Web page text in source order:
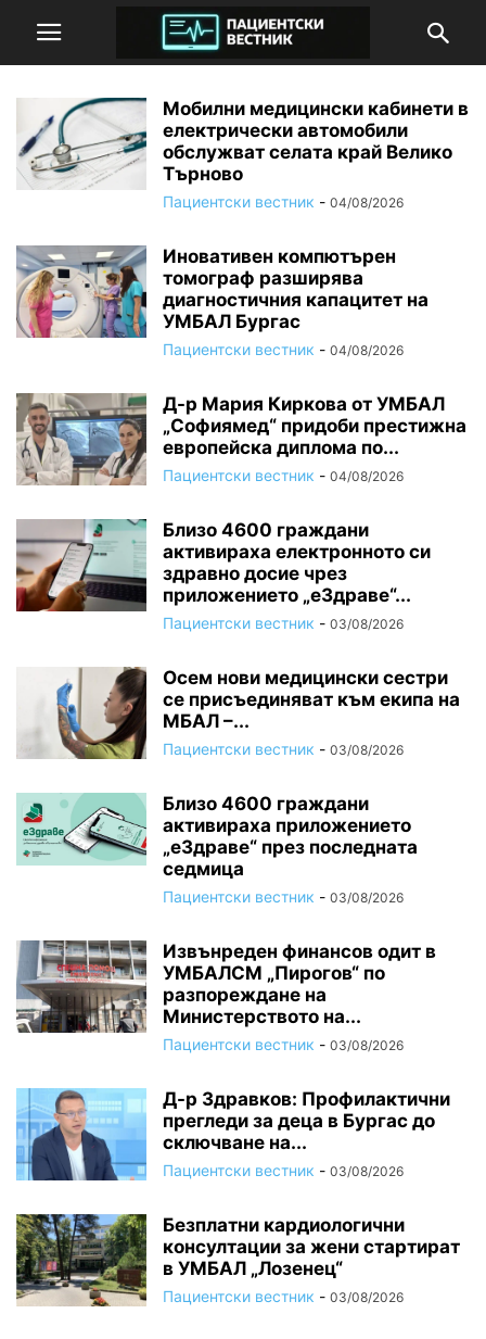
Мобилни медицински кабинети в
електрически автомобили
обслужват селата край Велико
Търново
Пациентски вестник - 04/08/2026
Иновативен компютърен
томограф разширява
диагностичния капацитет на
УМБАЛ Бургас
Пациентски вестник - 04/08/2026
Д-р Мария Киркова от УМБАЛ
„Софиямед“ придоби престижна
европейска диплома по...
Пациентски вестник - 04/08/2026
Близо 4600 граждани
активираха електронното си
здравно досие чрез
приложението „еЗдраве“...
Пациентски вестник - 03/08/2026
Осем нови медицински сестри
се присъединяват към екипа на
МБАЛ –...
Пациентски вестник - 03/08/2026
Близо 4600 граждани
активираха приложението
„еЗдраве“ през последната
седмица
Пациентски вестник - 03/08/2026
Извънреден финансов одит в
УМБАЛСМ „Пирогов“ по
разпореждане на
Министерството на...
Пациентски вестник - 03/08/2026
Д-р Здравков: Профилактични
прегледи за деца в Бургас до
сключване на...
Пациентски вестник - 03/08/2026
Безплатни кардиологични
консултации за жени стартират
в УМБАЛ „Лозенец“
Пациентски вестник - 03/08/2026